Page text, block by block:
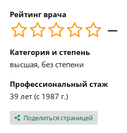
Рейтинг врача
—
Категория и степень
высшая, без степени
Профессиональный стаж
39 лет (с 1987 г.)
Поделиться страницей